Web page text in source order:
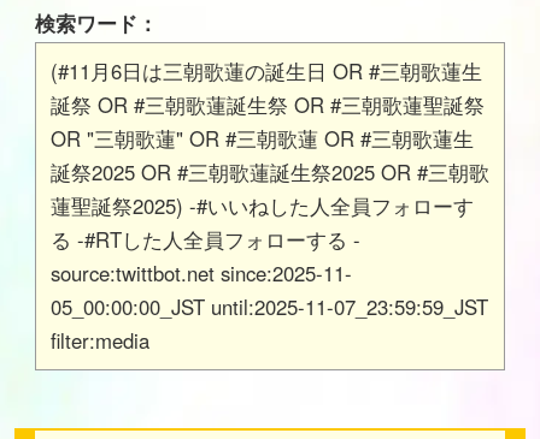
検索ワード：
(#11月6日は三朝歌蓮の誕生日 OR #三朝歌蓮生
誕祭 OR #三朝歌蓮誕生祭 OR #三朝歌蓮聖誕祭
OR "三朝歌蓮" OR #三朝歌蓮 OR #三朝歌蓮生
誕祭2025 OR #三朝歌蓮誕生祭2025 OR #三朝歌
蓮聖誕祭2025) -#いいねした人全員フォローす
る -#RTした人全員フォローする -
source:twittbot.net since:2025-11-
05_00:00:00_JST until:2025-11-07_23:59:59_JST
filter:media